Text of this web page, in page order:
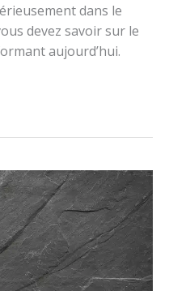
dans le
devez savoir sur le
aujourd’hui.